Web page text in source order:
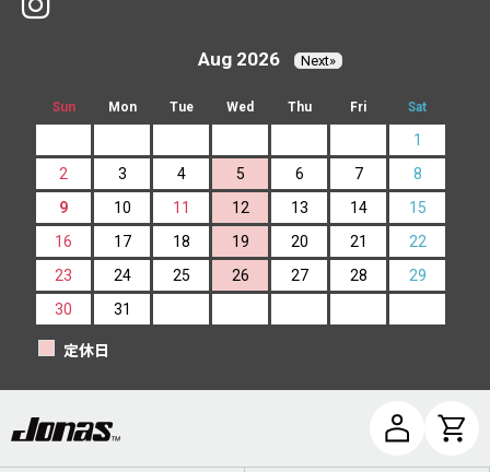
Aug 2026 Next»
Sun Mon Tue Wed Thu Fri Sat
1
2
3 4 5 6 7
8
9
10 11 12 13 14
15
16
17 18 19 20 21
22
23
24 25 26 27 28
29
30
31
定休日